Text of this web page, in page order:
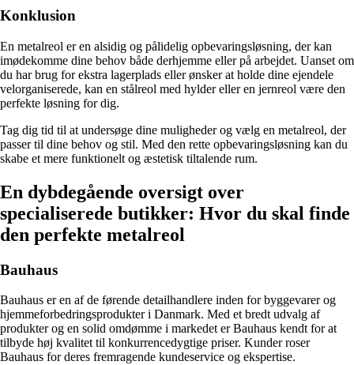
Konklusion
En metalreol er en alsidig og pålidelig opbevaringsløsning, der kan
imødekomme dine behov både derhjemme eller på arbejdet. Uanset om
du har brug for ekstra lagerplads eller ønsker at holde dine ejendele
velorganiserede, kan en stålreol med hylder eller en jernreol være den
perfekte løsning for dig.
Tag dig tid til at undersøge dine muligheder og vælg en metalreol, der
passer til dine behov og stil. Med den rette opbevaringsløsning kan du
skabe et mere funktionelt og æstetisk tiltalende rum.
En dybdegående oversigt over
specialiserede butikker: Hvor du skal finde
den perfekte metalreol
Bauhaus
Bauhaus er en af de førende detailhandlere inden for byggevarer og
hjemmeforbedringsprodukter i Danmark. Med et bredt udvalg af
produkter og en solid omdømme i markedet er Bauhaus kendt for at
tilbyde høj kvalitet til konkurrencedygtige priser. Kunder roser
Bauhaus for deres fremragende kundeservice og ekspertise.